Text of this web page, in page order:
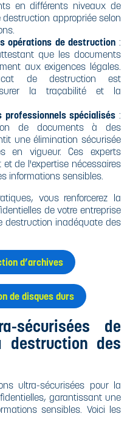
en différents niveaux de
appropriée selon
opérations de destruction :
que les documents
aux exigences légales.
de destruction est
la traçabilité et la
professionnels spécialisés :
de documents à des
une élimination sécurisée
en vigueur. Ces experts
de l'expertise nécessaires
informations sensibles.
vous renforcerez la
de votre entreprise
destruction inadéquate des
d’archives
de disques durs
sécurisées de
destruction des
ultra-sécurisées pour la
garantissant une
sensibles. Voici les